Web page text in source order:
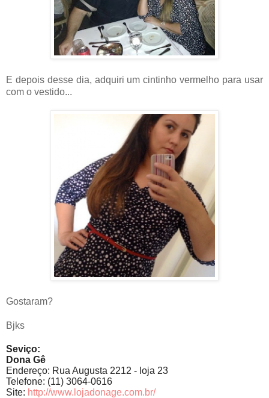
E depois desse dia, adquiri um cintinho vermelho para usar
com o vestido...
Gostaram?
Bjks
Seviço:
Dona Gê
Endereço: Rua Augusta 2212 - loja 23
Telefone: (11) 3064-0616
Site: http://www.lojadonage.com.br/